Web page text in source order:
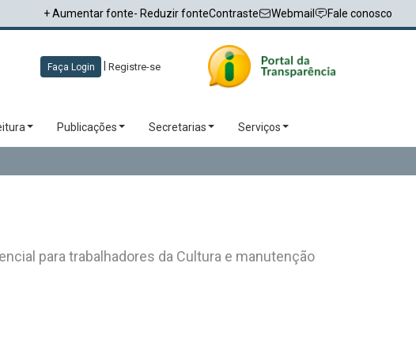
+ Aumentar fonte- Reduzir fonteContraste Webmail Fale conosco
Faça Login Registre-se
Publicações Secretarias Serviços
para trabalhadores da Cultura e manutenção